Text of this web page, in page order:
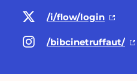
/i/flow/login
/bibcinetruffaut/